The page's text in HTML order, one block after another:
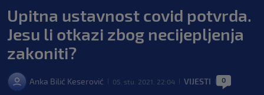
Upitna ustavnost covid potvrda.
Jesu li otkazi zbog necijepljenja
zakoniti?
Anka Bilić Keserović 05. stu. 2021. 22:04 VIJESTI 0